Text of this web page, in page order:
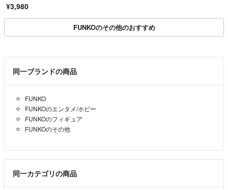
¥3,980
FUNKOのその他のおすすめ
同一ブランドの商品
FUNKO
FUNKOのエンタメ/ホビー
FUNKOのフィギュア
FUNKOのその他
同一カテゴリの商品